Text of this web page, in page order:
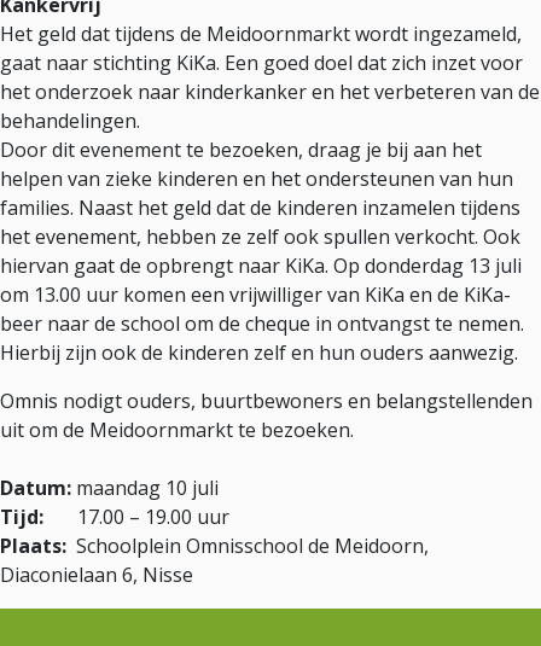
Het geld dat tijdens de Meidoornmarkt wordt ingezameld,
gaat naar stichting KiKa. Een goed doel dat zich inzet voor
het onderzoek naar kinderkanker en het verbeteren van de
behandelingen.
Door dit evenement te bezoeken, draag je bij aan het
helpen van zieke kinderen en het ondersteunen van hun
families. Naast het geld dat de kinderen inzamelen tijdens
het evenement, hebben ze zelf ook spullen verkocht. Ook
hiervan gaat de opbrengt naar KiKa. Op donderdag 13 juli
om 13.00 uur komen een vrijwilliger van KiKa en de KiKa-
beer naar de school om de cheque in ontvangst te nemen.
Hierbij zijn ook de kinderen zelf en hun ouders aanwezig.
Omnis nodigt ouders, buurtbewoners en belangstellenden
uit om de Meidoornmarkt te bezoeken.
Datum: maandag 10 juli
Tijd: 17.00 – 19.00 uur
Plaats: Schoolplein Omnisschool de Meidoorn,
Diaconielaan 6, Nisse